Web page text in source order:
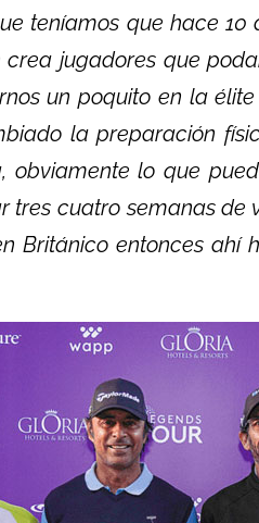
teníamos que hace 10
jugadores que
un poquito en la
la preparación
obviamente lo que
tres cuatro semanas de
Británico entonces ahí